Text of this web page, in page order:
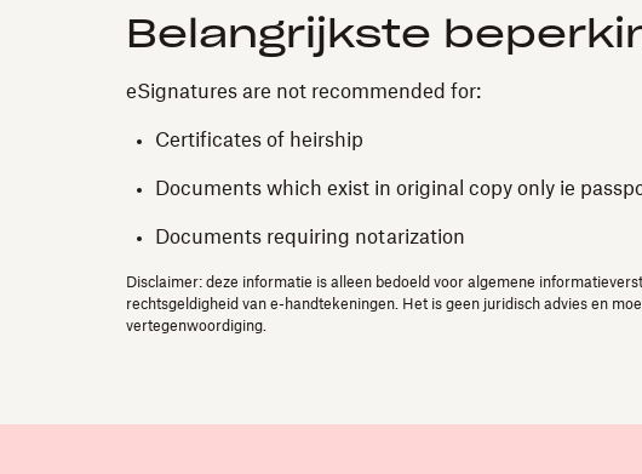
Belangrijkste
eSignatures are not recommended for:
Certificates of heirship
Documents which exist in original copy only ie
Documents requiring notarization
Disclaimer: deze informatie is alleen bedoeld voor algemene
rechtsgeldigheid van e-handtekeningen. Het is geen juridisch advies en
vertegenwoordiging.